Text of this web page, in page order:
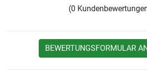
(0
BEWERTUNGSFORMULAR